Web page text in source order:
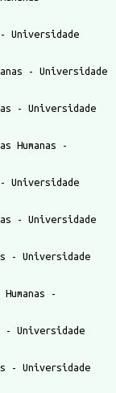
- Universidade
- Universidade
- Universidade
Humanas -
- Universidade
- Universidade
- Universidade
-
- Universidade
- Universidade